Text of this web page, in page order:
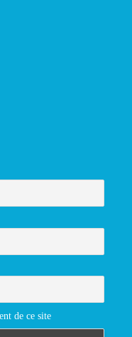
de ce site